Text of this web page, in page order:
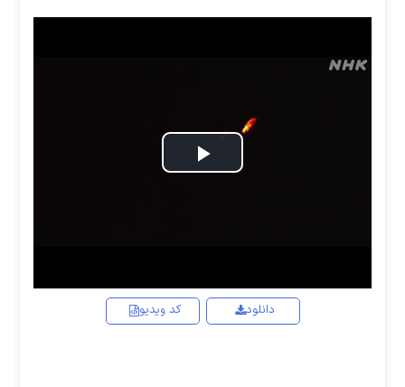
Play
کد ویدیو دانلود